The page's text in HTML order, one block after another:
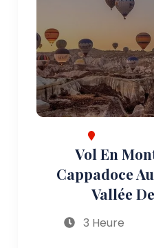
Vol En
Cappadoce
Vallée
3 Heure